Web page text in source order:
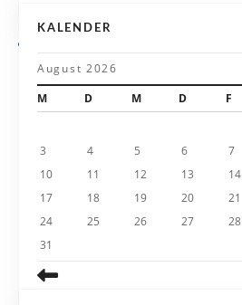
a
KALENDER
August 2026
M
D M D F
3
4 5 6 7
10
11 12 13 14
17
18 19 20 21
24
25 26 27 28
31